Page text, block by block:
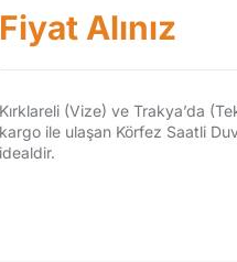
Fiyat Alınız
Kırklareli (Vize) ve Trakya’da
kargo ile ulaşan Körfez Saatli
idealdir.